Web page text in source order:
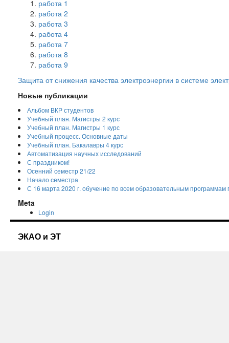
работа 1
работа 2
работа 3
работа 4
работа 7
работа 8
работа 9
Защита от снижения качества электроэнергии в системе
Новые публикации
Альбом ВКР студентов
Учебный план. Магистры 2 курс
Учебный план. Магистры 1 курс
Учебный процесс. Основные даты
Учебный план. Бакалавры 4 курс
Автоматизация научных исследований
С праздником!
Осенний семестр 21/22
Начало семестра
С 16 марта 2020 г. обучение по всем образовательным
Meta
Login
ЭКАО и ЭТ